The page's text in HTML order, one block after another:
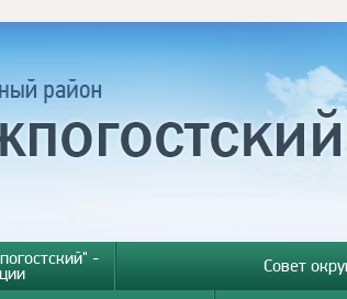
- Совет